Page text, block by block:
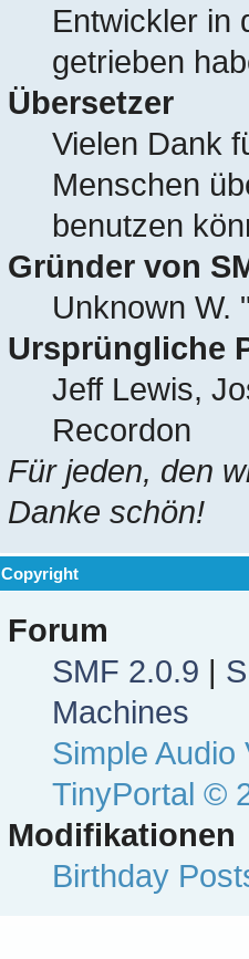
Entwickler in
getrieben
Übersetzer
Vielen Dank
Menschen
benutzen
Gründer von
Unknown W.
Ursprüngliche
Jeff Lewis,
Recordon
Für jeden, den
Danke schön!
Copyright
Forum
SMF 2.0.9 |
Machines
Simple Audio
TinyPortal ©
Modifikationen
Birthday